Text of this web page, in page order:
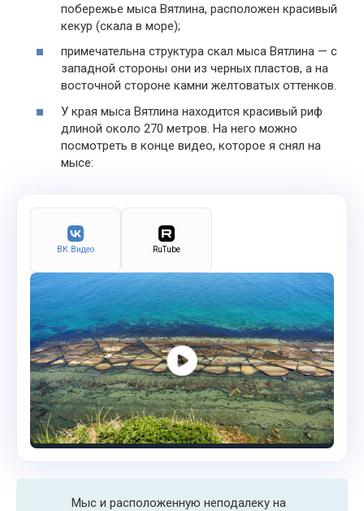
побережье мыса Вятлина, расположен красивый
кекур (скала в море);
примечательна структура скал мыса Вятлина — с
западной стороны они из черных пластов, а на
восточной стороне камни желтоватых оттенков.
У края мыса Вятлина находится красивый риф
длиной около 270 метров. На него можно
посмотреть в конце видео, которое я снял на
мысе:
ВК.Видео RuTube
Мыс и расположенную неподалеку на